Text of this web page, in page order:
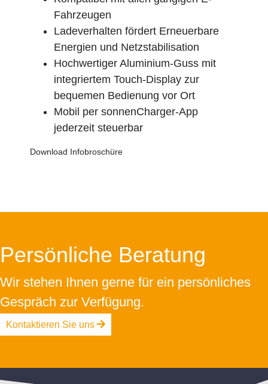
Fahrzeugen
Ladeverhalten fördert Erneuerbare
Energien und Netzstabilisation
Hochwertiger Aluminium-Guss mit
integriertem Touch-Display zur
bequemen Bedienung vor Ort
Mobil per sonnenCharger-App
jederzeit steuerbar
Download Infobroschüre
Persönliche Beratung
Wir stehen Ihnen gerne für ein persönliches
Gespräch zur Verfügung.
Kontaktieren Sie uns